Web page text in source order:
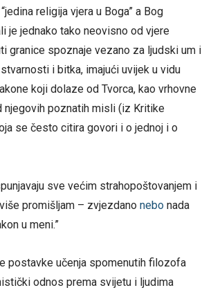
religija vjera u Boga” a Bog
je jednako tako neovisno od vjere
granice spoznaje vezano za ljudski um i
i bitka, imajući uvijek u vidu
koji dolaze od Tvorca, kao vrhovne
njegovih poznatih misli (iz Kritike
se često citira govori i o jednoj i o
sve većim strahopoštovanjem i
promišljam – zvjezdano nebo nada
u meni.”
postavke učenja spomenutih filozofa
odnos prema svijetu i ljudima